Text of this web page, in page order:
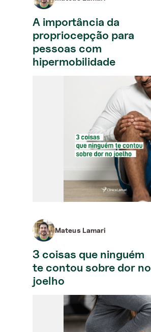
A importância da
propriocepção para
pessoas com
hipermobilidade
Mateus Lamari
3 coisas que ninguém
te contou sobre dor no
joelho